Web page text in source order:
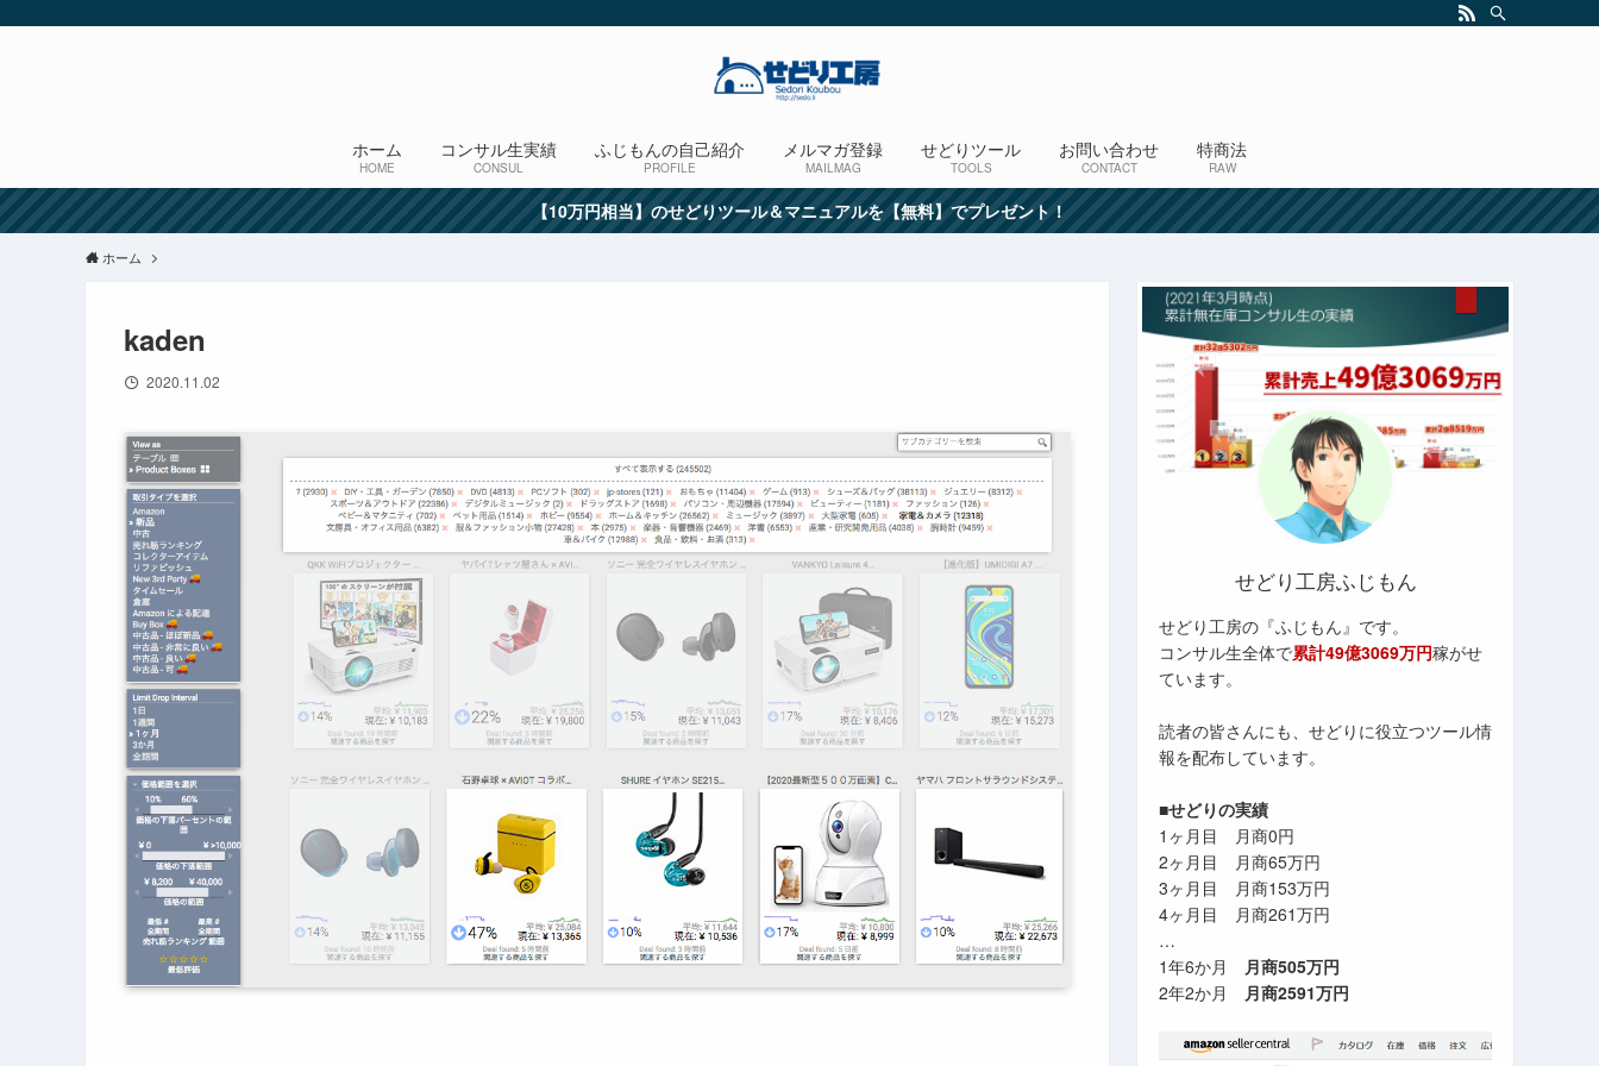
ホーム
HOME
コンサル生実績
CONSUL
ふじもんの自己紹介
PROFILE
メルマガ登録
MAILMAG
せどりツール
TOOLS
お問い合わせ
CONTACT
特商法
RAW
【10万円相当】のせどりツール＆マニュアルを【無料】でプレゼント！
ホーム
kaden
2020.11.02
せどり工房ふじもん
せどり工房の『ふじもん』です。
コンサル生全体で累計49億3069万円稼がせ
ています。
読者の皆さんにも、せどりに役立つツール情
報を配布しています。
■せどりの実績
1ヶ月目 月商0円
2ヶ月目 月商65万円
3ヶ月目 月商153万円
4ヶ月目 月商261万円
…
1年6か月 月商505万円
2年2か月 月商2591万円